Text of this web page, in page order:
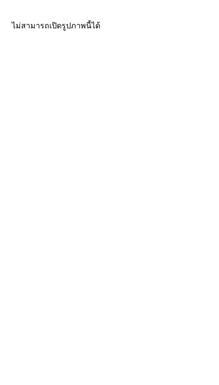
ไม่สามารถเปิดรูปภาพนี้ได้